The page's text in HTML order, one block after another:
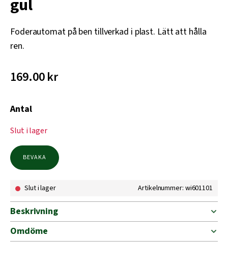
gul
Foderautomat på ben tillverkad i plast. Lätt att hålla
ren.
169.00kr
Antal
Slut i lager
BEVAKA
Slut i lager Artikelnummer: wi601101
Beskrivning
Omdöme